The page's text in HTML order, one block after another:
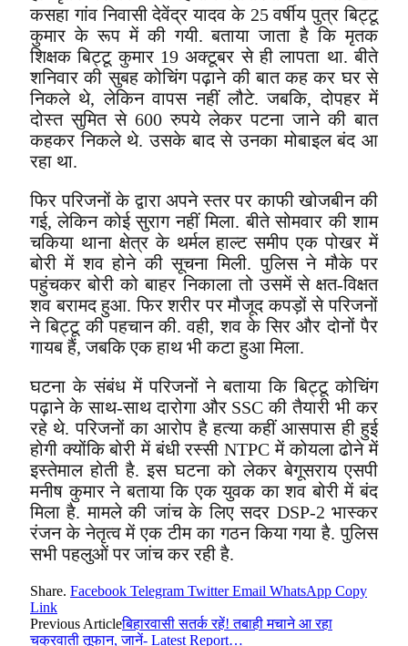
कसहा गांव निवासी देवेंद्र यादव के 25 वर्षीय पुत्र बिट्टू
कुमार के रूप में की गयी. बताया जाता है कि मृतक
शिक्षक बिट्टू कुमार 19 अक्टूबर से ही लापता था. बीते
शनिवार की सुबह कोचिंग पढ़ाने की बात कह कर घर से
निकले थे, लेकिन वापस नहीं लौटे. जबकि, दोपहर में
दोस्त सुमित से 600 रुपये लेकर पटना जाने की बात
कहकर निकले थे. उसके बाद से उनका मोबाइल बंद आ
रहा था.
फिर परिजनों के द्वारा अपने स्तर पर काफी खोजबीन की
गई, लेकिन कोई सुराग नहीं मिला. बीते सोमवार की शाम
चकिया थाना क्षेत्र के थर्मल हाल्ट समीप एक पोखर में
बोरी में शव होने की सूचना मिली. पुलिस ने मौके पर
पहुंचकर बोरी को बाहर निकाला तो उसमें से क्षत-विक्षत
शव बरामद हुआ. फिर शरीर पर मौजूद कपड़ों से परिजनों
ने बिट्टू की पहचान की. वही, शव के सिर और दोनों पैर
गायब हैं, जबकि एक हाथ भी कटा हुआ मिला.
घटना के संबंध में परिजनों ने बताया कि बिट्टू कोचिंग
पढ़ाने के साथ-साथ दारोगा और SSC की तैयारी भी कर
रहे थे. परिजनों का आरोप है हत्या कहीं आसपास ही हुई
होगी क्योंकि बोरी में बंधी रस्सी NTPC में कोयला ढोने में
इस्तेमाल होती है. इस घटना को लेकर बेगूसराय एसपी
मनीष कुमार ने बताया कि एक युवक का शव बोरी में बंद
मिला है. मामले की जांच के लिए सदर DSP-2 भास्कर
रंजन के नेतृत्व में एक टीम का गठन किया गया है. पुलिस
सभी पहलुओं पर जांच कर रही है.
Share. Facebook Telegram Twitter Email WhatsApp Copy
Link
Previous Articleबिहारवासी सतर्क रहें! तबाही मचाने आ रहा
चक्रवाती तूफान, जानें- Latest Report…